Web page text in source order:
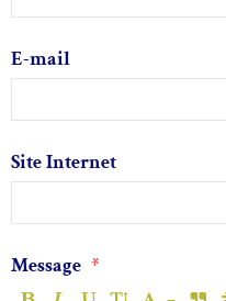
E-mail
Site Internet
Message